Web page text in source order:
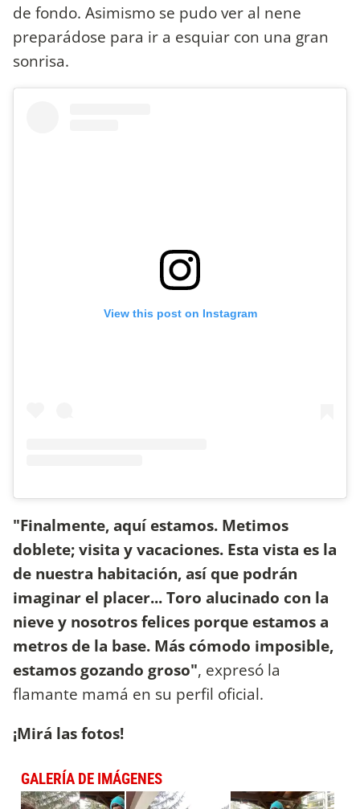
de fondo. Asimismo se pudo ver al nene
preparádose para ir a esquiar con una gran
sonrisa.
View this post on Instagram
"Finalmente, aquí estamos. Metimos
doblete; visita y vacaciones. Esta vista es la
de nuestra habitación, así que podrán
imaginar el placer... Toro alucinado con la
nieve y nosotros felices porque estamos a
metros de la base. Más cómodo imposible,
estamos gozando groso", expresó la
flamante mamá en su perfil oficial.
¡Mirá las fotos!
GALERÍA DE IMÁGENES